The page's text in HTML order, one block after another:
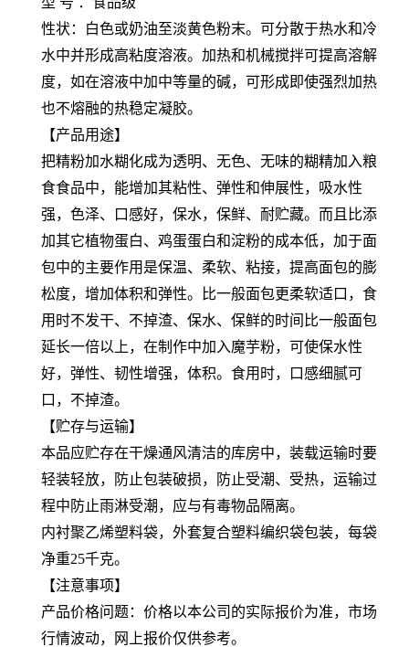
性状：
白色或奶油至淡黄色粉末。可分散于热水和冷
水中并形成高粘度溶液。加热和机械搅拌可提高溶解
度，如在溶液中加中等量的碱，可形成即使强烈加热
也不熔融的热稳定凝胶。
【产品用途】
把精粉加水糊化成为透明、无色、无味的糊精加入粮
食食品中，能增加其粘性、弹性和伸展性，吸水性
强，色泽、口感好，保水，保鲜、耐贮藏。而且比添
加其它植物蛋白、鸡蛋蛋白和淀粉的成本低， 加于面
包中的主要作用是保温、柔软、粘接，提高面包的膨
松度，增加体积和弹性。比一般面包更柔软适口，食
用时不发干、不掉渣、保水、保鲜的时间比一般面包
延长一倍以上，在制作中加入魔芋粉，可使保水性
好，弹性、韧性增强，体积。食用时，口感细腻可
口，不掉渣。
【贮存与运输】
本品应贮存在干燥通风清洁的库房中，装载运输时要
轻装轻放，防止包装破损，防止受潮、受热，运输过
程中防止雨淋受潮，应与有毒物品隔离。
内衬聚乙烯塑料袋，外套复合塑料编织袋包装，每袋
净重25千克。
【注意事项】
产品价格问题：价格以本公司的实际报价为准，市场
行情波动，网上报价仅供参考。